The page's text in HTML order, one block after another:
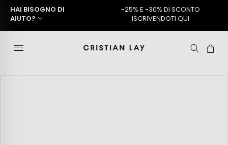
HAI BISOGNO DI
AIUTO?
-25% E -30% DI SCONTO
ISCRIVENDOTI QUI